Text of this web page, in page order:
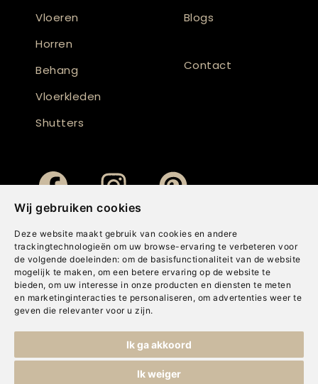
Wij gebruiken cookies
Deze website maakt gebruik van cookies en andere
trackingtechnologieën om uw browse-ervaring te verbeteren voor
de volgende doeleinden: om de basisfunctionaliteit van de website
mogelijk te maken , om een betere ervaring op de website te
bieden, om uw interesse in onze producten en diensten te meten
en marketinginteracties te personaliseren , om advertenties weer te
geven die relevanter voor u zijn.
Ik ga akkoord
Ik weiger
Vloeren
Horren
Behang
Vloerkleden
Shutters
Blogs
Contact
Cookies